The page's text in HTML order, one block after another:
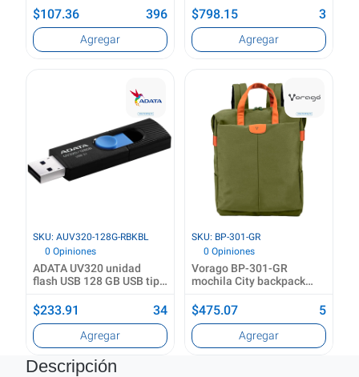
Blanco
$107.36 396
Agregar
USB tipo A 3.2 Gen 1 (3.1
Gen 1) Oro
$798.15 3
Agregar
SKU: AUV320-128G-RBKBL
0 Opiniones
ADATA UV320 unidad
flash USB 128 GB USB tipo
Negro, Azul
$233.91 34
Agregar
SKU: BP-301-GR
0 Opiniones
Vorago BP-301-GR
mochila City backpack
$475.07 5
Agregar
Descripción